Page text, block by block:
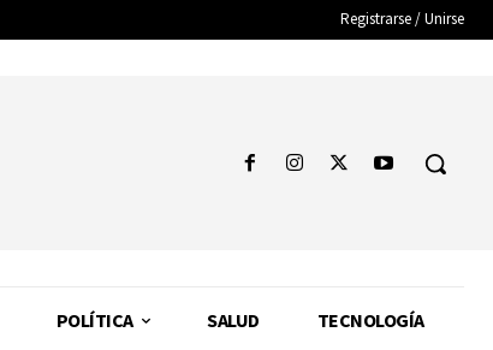
Registrarse / Unirse
POLÍTICA SALUD TECNOLOGÍA